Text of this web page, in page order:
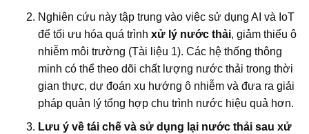
Nghiên cứu này tập trung vào việc sử dụng AI và IoT
để tối ưu hóa quá trình xử lý nước thải, giảm thiểu ô
nhiễm môi trường (Tài liệu 1). Các hệ thống thông
minh có thể theo dõi chất lượng nước thải trong thời
gian thực, dự đoán xu hướng ô nhiễm và đưa ra giải
pháp quản lý tổng hợp chu trình nước hiệu quả hơn.
Lưu ý về tái chế và sử dụng lại nước thải sau xử